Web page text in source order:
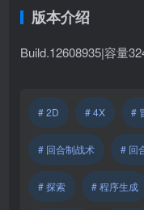
版本介绍
Build.12608935|容量
# 2D # 4X #
# 回合制战术 # 回
# 探索 # 程序生成